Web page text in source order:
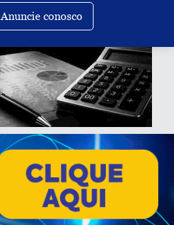
Anuncie conosco
Buscar